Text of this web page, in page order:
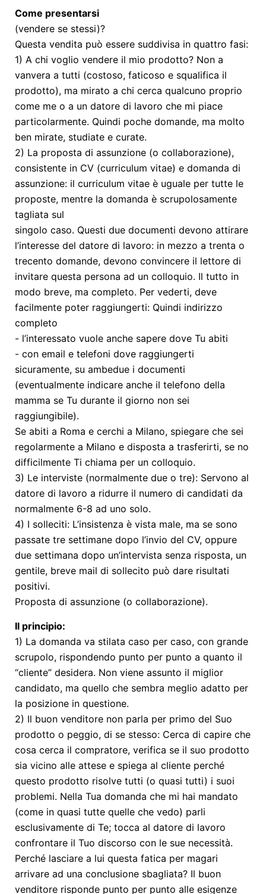
Come presentarsi
(vendere se stessi)?
Questa vendita può essere suddivisa in quattro fasi:
1) A chi voglio vendere il mio prodotto? Non a
vanvera a tutti (costoso, faticoso e squalifica il
prodotto), ma mirato a chi cerca qualcuno proprio
come me o a un datore di lavoro che mi piace
particolarmente. Quindi poche domande, ma molto
ben mirate, studiate e curate.
2) La proposta di assunzione (o collaborazione),
consistente in CV (curriculum vitae) e domanda di
assunzione: il curriculum vitae è uguale per tutte le
proposte, mentre la domanda è scrupolosamente
tagliata sul
singolo caso. Questi due documenti devono attirare
l’interesse del datore di lavoro: in mezzo a trenta o
trecento domande, devono convincere il lettore di
invitare questa persona ad un colloquio. Il tutto in
modo breve, ma completo. Per vederti, deve
facilmente poter raggiungerti: Quindi indirizzo
completo
- l’interessato vuole anche sapere dove Tu abiti
- con email e telefoni dove raggiungerti
sicuramente, su ambedue i documenti
(eventualmente indicare anche il telefono della
mamma se Tu durante il giorno non sei
raggiungibile).
Se abiti a Roma e cerchi a Milano, spiegare che sei
regolarmente a Milano e disposta a trasferirti, se no
difficilmente Ti chiama per un colloquio.
3) Le interviste (normalmente due o tre): Servono al
datore di lavoro a ridurre il numero di candidati da
normalmente 6-8 ad uno solo.
4) I solleciti: L’insistenza è vista male, ma se sono
passate tre settimane dopo l’invio del CV, oppure
due settimana dopo un’intervista senza risposta, un
gentile, breve mail di sollecito può dare risultati
positivi.
Proposta di assunzione (o collaborazione).
Il principio:
1) La domanda va stilata caso per caso, con grande
scrupolo, rispondendo punto per punto a quanto il
“cliente” desidera. Non viene assunto il miglior
candidato, ma quello che sembra meglio adatto per
la posizione in questione.
2) Il buon venditore non parla per primo del Suo
prodotto o peggio, di se stesso: Cerca di capire che
cosa cerca il compratore, verifica se il suo prodotto
sia vicino alle attese e spiega al cliente perché
questo prodotto risolve tutti (o quasi tutti) i suoi
problemi. Nella Tua domanda che mi hai mandato
(come in quasi tutte quelle che vedo) parli
esclusivamente di Te; tocca al datore di lavoro
confrontare il Tuo discorso con le sue necessità.
Perché lasciare a lui questa fatica per magari
arrivare ad una conclusione sbagliata? Il buon
venditore risponde punto per punto alle esigenze